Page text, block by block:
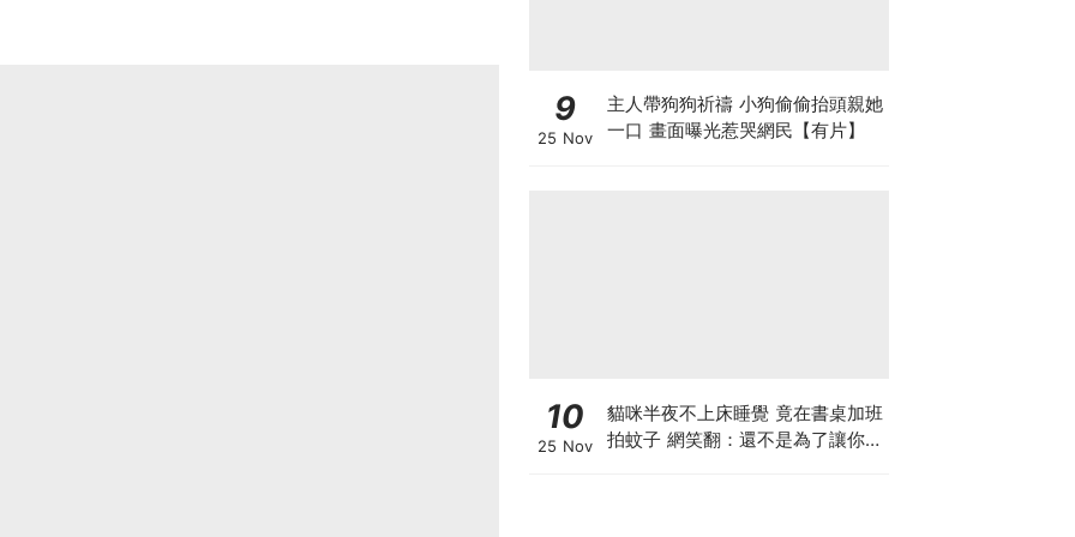
9
25 Nov
主人帶狗狗祈禱 小狗偷偷抬頭親她
一口 畫面曝光惹哭網民【有片】
10
25 Nov
貓咪半夜不上床睡覺 竟在書桌加班
拍蚊子 網笑翻：還不是為了讓你睡